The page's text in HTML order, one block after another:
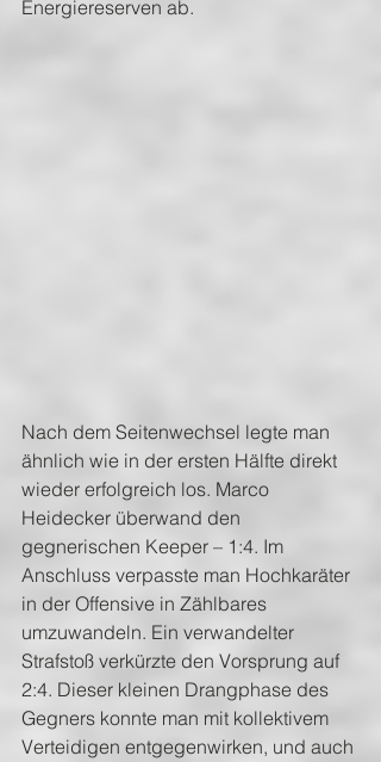
Energiereserven ab.
Nach dem Seitenwechsel legte man
ähnlich wie in der ersten Hälfte direkt
wieder erfolgreich los. Marco
Heidecker überwand den
gegnerischen Keeper – 1:4. Im
Anschluss verpasste man Hochkaräter
in der Offensive in Zählbares
umzuwandeln. Ein verwandelter
Strafstoß verkürzte den Vorsprung auf
2:4. Dieser kleinen Drangphase des
Gegners konnte man mit kollektivem
Verteidigen entgegenwirken, und auch